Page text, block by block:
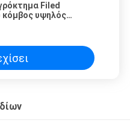
Filed
κόμβος υψηλός